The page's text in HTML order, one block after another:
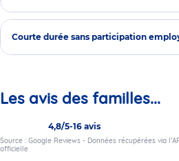
Courte durée sans participation
Les avis des familles...
4,8/5-16 avis
Source : Google Reviews - Données récupérées via
officielle